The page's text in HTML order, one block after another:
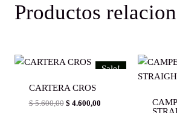
Productos
Sale!
CARTERA CROS
$5.600,00 Original
$ 4.600,00Current